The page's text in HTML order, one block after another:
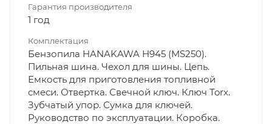
Гарантия производителя
1 год
Комплектация
Бензопила HANAKAWA H945 (MS250).
Пильная шина. Чехол для шины. Цепь.
Емкость для приготовления топливной
смеси. Отвертка. Свечной ключ. Ключ Torx.
Зубчатый упор. Сумка для ключей.
Руководство по эксплуатации. Коробка.